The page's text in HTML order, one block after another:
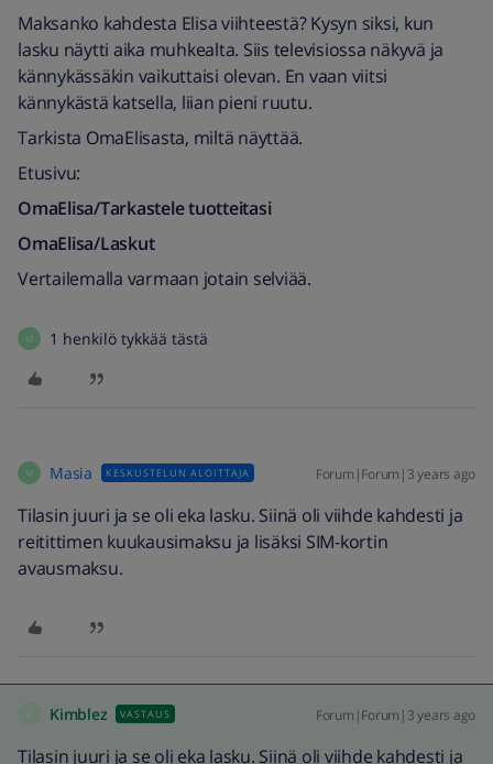
Maksanko kahdesta Elisa viihteestä? Kysyn siksi, kun
lasku näytti aika muhkealta. Siis televisiossa näkyvä ja
kännykässäkin vaikuttaisi olevan. En vaan viitsi
kännykästä katsella, liian pieni ruutu.
Tarkista OmaElisasta, miltä näyttää.
Etusivu:
OmaElisa/Tarkastele tuotteitasi
OmaElisa/Laskut
Vertailemalla varmaan jotain selviää.
M 1 henkilö tykkää tästä
M Masia KESKUSTELUN ALOITTAJA Forum|Forum|3 years ago
Tilasin juuri ja se oli eka lasku. Siinä oli viihde kahdesti ja
reitittimen kuukausimaksu ja lisäksi SIM-kortin
avausmaksu.
Kimblez VASTAUS Forum|Forum|3 years ago
Tilasin juuri ja se oli eka lasku. Siinä oli viihde kahdesti ja